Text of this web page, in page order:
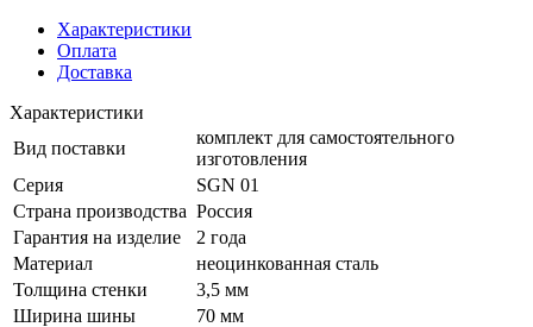
Характеристики
Оплата
Доставка
Характеристики
Вид поставки
комплект для самостоятельного
изготовления
Серия
SGN 01
Страна производства Россия
Гарантия на изделие
2 года
Материал
неоцинкованная сталь
Толщина стенки
3,5 мм
Ширина шины
70 мм